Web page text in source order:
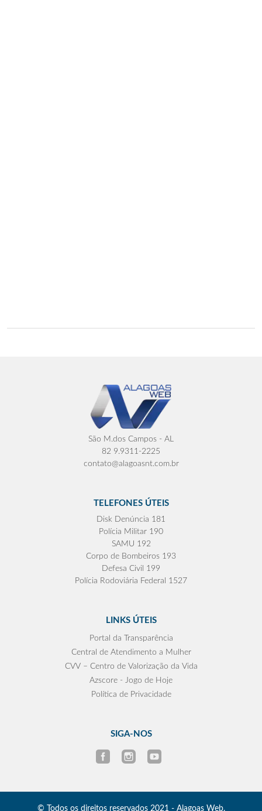
São M.dos Campos - AL
82 9.9311-2225
contato@alagoasnt.com.br
TELEFONES ÚTEIS
Disk Denúncia 181
Polícia Militar 190
SAMU 192
Corpo de Bombeiros 193
Defesa Civil 199
Polícia Rodoviária Federal 1527
LINKS ÚTEIS
Portal da Transparência
Central de Atendimento a Mulher
CVV – Centro de Valorização da Vida
Azscore - Jogo de Hoje
Política de Privacidade
SIGA-NOS
© Todos os direitos reservados 2021 - Alagoas Web.